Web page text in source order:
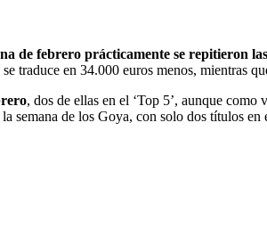
de febrero prácticamente se repitieron
traduce en 34.000 euros menos, mientras
, dos de ellas en el ‘Top 5’, aunque
semana de los Goya, con solo dos títulos